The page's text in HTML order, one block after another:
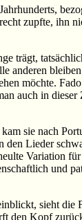
zupfte,
trägt,
anderen
möchte.
auch in
sie nach
Lieder
Variation
und
sieht die
den Kopf